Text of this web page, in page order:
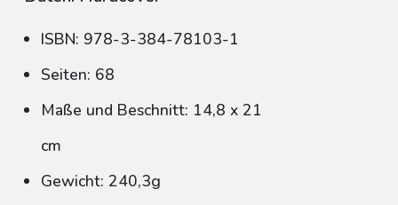
ISBN: 978-3-384-78103-1
Seiten: 68
Maße und Beschnitt: 14,8 x 21
cm
Gewicht: 240,3g